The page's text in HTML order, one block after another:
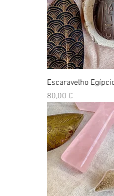
Escaravelho
Preço
80,00 €